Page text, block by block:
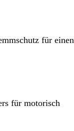
für einen
für motorisch